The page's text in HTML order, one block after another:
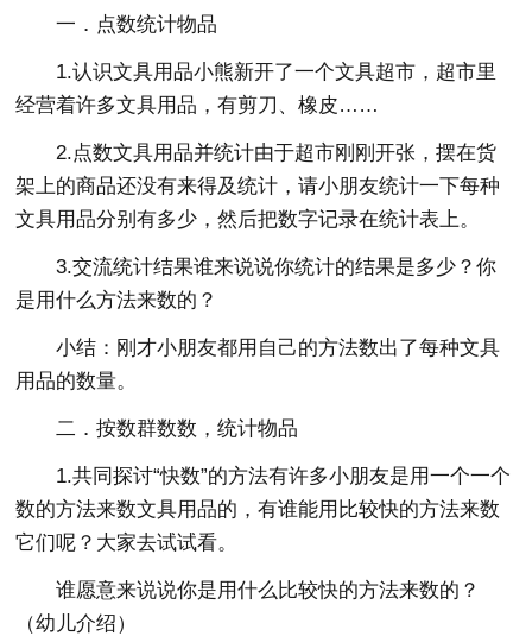
一．点数统计物品
1.认识文具用品小熊新开了一个文具超市，超市里
经营着许多文具用品，有剪刀、橡皮……
2.点数文具用品并统计由于超市刚刚开张，摆在货
架上的商品还没有来得及统计，请小朋友统计一下每种
文具用品分别有多少，然后把数字记录在统计表上。
3.交流统计结果谁来说说你统计的结果是多少？你
是用什么方法来数的？
小结：刚才小朋友都用自己的方法数出了每种文具
用品的数量。
二．按数群数数，统计物品
1.共同探讨“快数”的方法有许多小朋友是用一个一个
数的方法来数文具用品的，有谁能用比较快的方法来数
它们呢？大家去试试看。
谁愿意来说说你是用什么比较快的方法来数的？
（幼儿介绍）